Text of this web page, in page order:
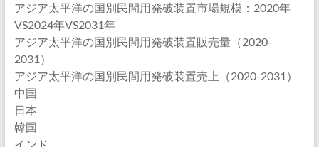
アジア太平洋の国別民間用発破装置市場規模：2020年
VS2024年VS2031年
アジア太平洋の国別民間用発破装置販売量（2020-
2031）
アジア太平洋の国別民間用発破装置売上（2020-2031）
中国
日本
韓国
インド